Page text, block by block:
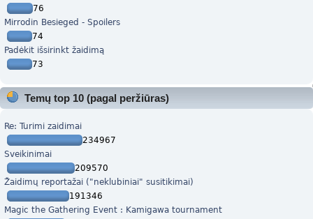
76
Mirrodin Besieged - Spoilers
74
Padėkit išsirinkt žaidimą
73
Temų top 10 (pagal peržiūras)
Re: Turimi zaidimai
234967
Sveikinimai
209570
Žaidimų reportažai ("neklubiniai" susitikimai)
191346
Magic the Gathering Event : Kamigawa tournament